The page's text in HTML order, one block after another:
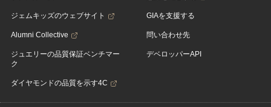
ジェムキッズのウェブサイト
Alumni Collective
ジュエリーの品質保証ベンチマー
ク
ダイヤモンドの品質を示す4C
GIAを支援する
問い合わせ先
デベロッパーAPI